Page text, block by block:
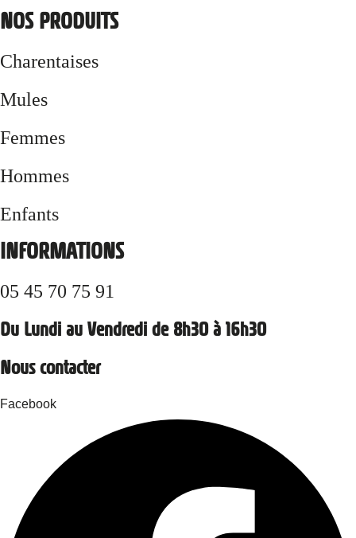
NOS PRODUITS
Charentaises
Mules
Femmes
Hommes
Enfants
INFORMATIONS
05 45 70 75 91
Du Lundi au Vendredi de 8h30 à 16h30
Nous contacter
Facebook